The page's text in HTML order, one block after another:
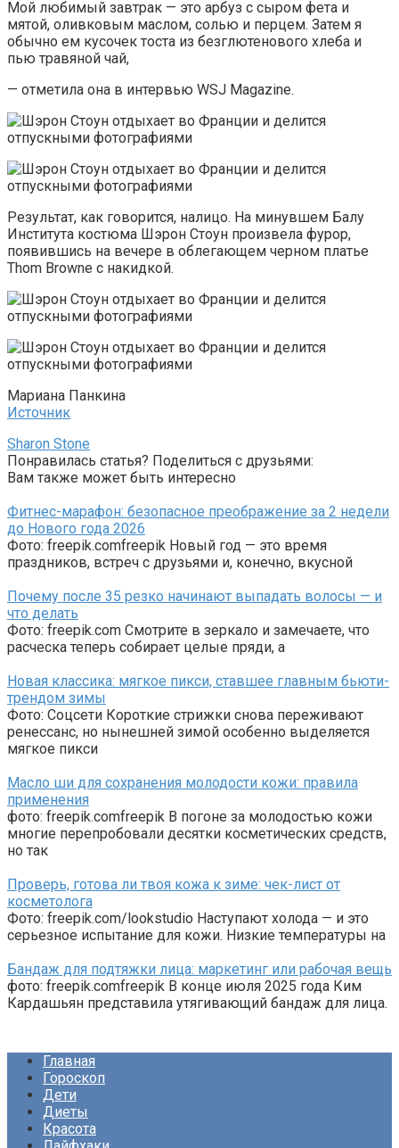
Мой любимый завтрак — это арбуз с сыром фета и
мятой, оливковым маслом, солью и перцем. Затем я
обычно ем кусочек тоста из безглютенового хлеба и
пью травяной чай,
— отметила она в интервью WSJ Magazine.
Результат, как говорится, налицо. На минувшем Балу
Института костюма Шэрон Стоун произвела фурор,
появившись на вечере в облегающем черном платье
Thom Browne с накидкой.
Мариана Панкина
Источник
Sharon Stone
Понравилась статья? Поделиться с друзьями:
Вам также может быть интересно
Фитнес-марафон: безопасное преображение за 2 недели
до Нового года 2026
Фото: freepik.comfreepik Новый год — это время
праздников, встреч с друзьями и, конечно, вкусной
Почему после 35 резко начинают выпадать волосы — и
что делать
Фото: freepik.com Смотрите в зеркало и замечаете, что
расческа теперь собирает целые пряди, а
Новая классика: мягкое пикси, ставшее главным бьюти-
трендом зимы
Фото: Соцсети Короткие стрижки снова переживают
ренессанс, но нынешней зимой особенно выделяется
мягкое пикси
Масло ши для сохранения молодости кожи: правила
применения
фото: freepik.comfreepik В погоне за молодостью кожи
многие перепробовали десятки косметических средств,
но так
Проверь, готова ли твоя кожа к зиме: чек-лист от
косметолога
Фото: freepik.com/lookstudio Наступают холода — и это
серьезное испытание для кожи. Низкие температуры на
Бандаж для подтяжки лица: маркетинг или рабочая вещь
фото: freepik.comfreepik В конце июля 2025 года Ким
Кардашьян представила утягивающий бандаж для лица.
Главная
Гороскоп
Дети
Диеты
Красота